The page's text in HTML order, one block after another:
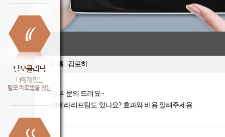
이름 : 김로하
종류 문의 드려요~
텐쎄라리프팅도 있나요? 효과와 비용 알려주세용